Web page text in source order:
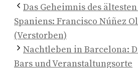
Das Geheimnis des
Spaniens: Francisco Núñez
(Verstorben)
Nachtleben in Barcelona:
Bars und Veranstaltungsorte